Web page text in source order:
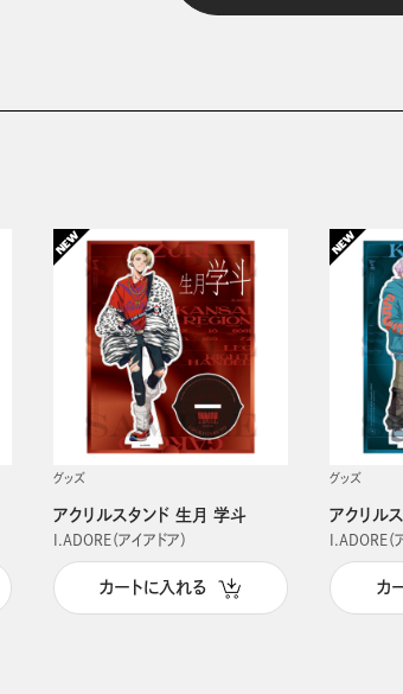
グッズ
アクリルスタンド 生月 学斗
I.ADORE（アイアドア）
カートに入れる
グッズ
アクリル
I.ADORE（
カ